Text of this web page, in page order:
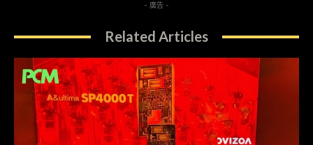
- 廣告 -
Related Articles